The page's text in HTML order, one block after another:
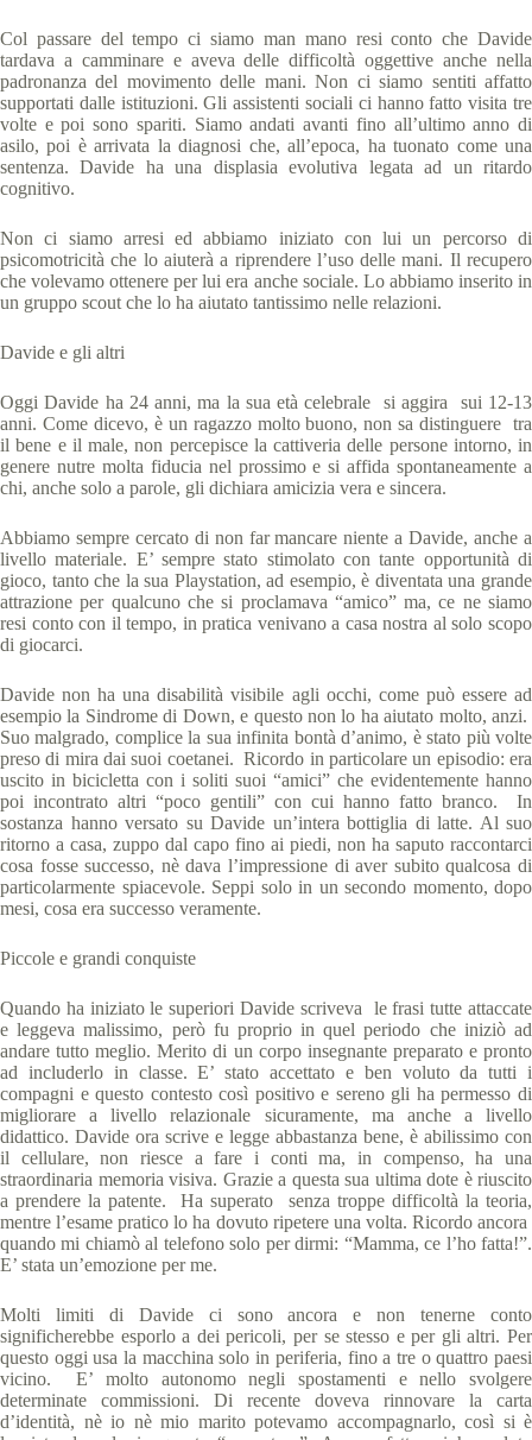
Col passare del tempo ci siamo man mano resi conto che Davide
tardava a camminare e aveva delle difficoltà oggettive anche nella
padronanza del movimento delle mani. Non ci siamo sentiti affatto
supportati dalle istituzioni. Gli assistenti sociali ci hanno fatto visita tre
volte e poi sono spariti. Siamo andati avanti fino all’ultimo anno di
asilo, poi è arrivata la diagnosi che, all’epoca, ha tuonato come una
sentenza. Davide ha una displasia evolutiva legata ad un ritardo
cognitivo.
Non ci siamo arresi ed abbiamo iniziato con lui un percorso di
psicomotricità che lo aiuterà a riprendere l’uso delle mani. Il recupero
che volevamo ottenere per lui era anche sociale. Lo abbiamo inserito in
un gruppo scout che lo ha aiutato tantissimo nelle relazioni.
Davide e gli altri
Oggi Davide ha 24 anni, ma la sua età celebrale si aggira sui 12-13
anni. Come dicevo, è un ragazzo molto buono, non sa distinguere tra
il bene e il male, non percepisce la cattiveria delle persone intorno, in
genere nutre molta fiducia nel prossimo e si affida spontaneamente a
chi, anche solo a parole, gli dichiara amicizia vera e sincera.
Abbiamo sempre cercato di non far mancare niente a Davide, anche a
livello materiale. E’ sempre stato stimolato con tante opportunità di
gioco, tanto che la sua Playstation, ad esempio, è diventata una grande
attrazione per qualcuno che si proclamava “amico” ma, ce ne siamo
resi conto con il tempo, in pratica venivano a casa nostra al solo scopo
di giocarci.
Davide non ha una disabilità visibile agli occhi, come può essere ad
esempio la Sindrome di Down, e questo non lo ha aiutato molto, anzi.
Suo malgrado, complice la sua infinita bontà d’animo, è stato più volte
preso di mira dai suoi coetanei. Ricordo in particolare un episodio: era
uscito in bicicletta con i soliti suoi “amici” che evidentemente hanno
poi incontrato altri “poco gentili” con cui hanno fatto branco. In
sostanza hanno versato su Davide un’intera bottiglia di latte. Al suo
ritorno a casa, zuppo dal capo fino ai piedi, non ha saputo raccontarci
cosa fosse successo, nè dava l’impressione di aver subito qualcosa di
particolarmente spiacevole. Seppi solo in un secondo momento, dopo
mesi, cosa era successo veramente.
Piccole e grandi conquiste
Quando ha iniziato le superiori Davide scriveva le frasi tutte attaccate
e leggeva malissimo, però fu proprio in quel periodo che iniziò ad
andare tutto meglio. Merito di un corpo insegnante preparato e pronto
ad includerlo in classe. E’ stato accettato e ben voluto da tutti i
compagni e questo contesto così positivo e sereno gli ha permesso di
migliorare a livello relazionale sicuramente, ma anche a livello
didattico. Davide ora scrive e legge abbastanza bene, è abilissimo con
il cellulare, non riesce a fare i conti ma, in compenso, ha una
straordinaria memoria visiva. Grazie a questa sua ultima dote è riuscito
a prendere la patente. Ha superato senza troppe difficoltà la teoria,
mentre l’esame pratico lo ha dovuto ripetere una volta. Ricordo ancora
quando mi chiamò al telefono solo per dirmi: “Mamma, ce l’ho fatta!”.
E’ stata un’emozione per me.
Molti limiti di Davide ci sono ancora e non tenerne conto
significherebbe esporlo a dei pericoli, per se stesso e per gli altri. Per
questo oggi usa la macchina solo in periferia, fino a tre o quattro paesi
vicino. E’ molto autonomo negli spostamenti e nello svolgere
determinate commissioni. Di recente doveva rinnovare la carta
d’identità, nè io nè mio marito potevamo accompagnarlo, così si è